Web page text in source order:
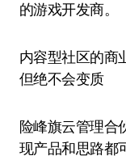
的游戏开发商。
内容型社区的商
但绝不会变质
险峰旗云管理合
现产品和思路都